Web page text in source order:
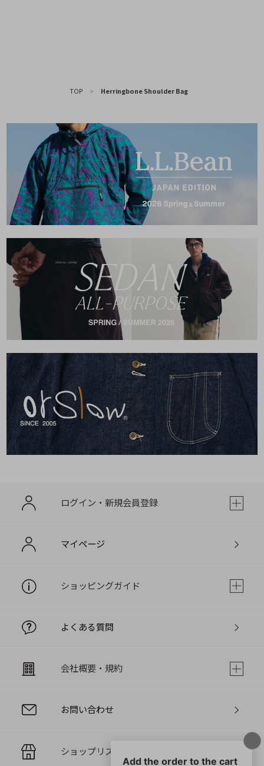
TOP > Herringbone Shoulder Bag
ログイン・新規会員登録
マイページ
ショッピングガイド
よくある質問
会社概要・規約
お問い合わせ
ショップリスト